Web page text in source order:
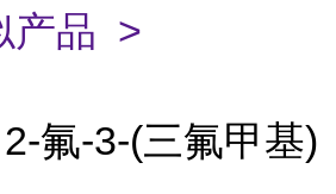
产品 >
氟-3-(三氟甲基)